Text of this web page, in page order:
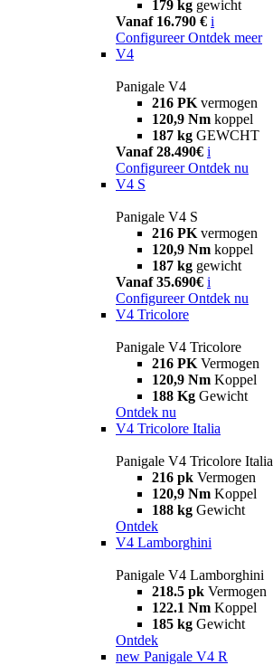
179 kg gewicht
Vanaf 16.790 € i
Configureer Ontdek meer
V4
Panigale V4
216 PK vermogen
120,9 Nm koppel
187 kg GEWCHT
Vanaf 28.490€ i
Configureer Ontdek nu
V4 S
Panigale V4 S
216 PK vermogen
120,9 Nm koppel
187 kg gewicht
Vanaf 35.690€ i
Configureer Ontdek nu
V4 Tricolore
Panigale V4 Tricolore
216 PK Vermogen
120,9 Nm Koppel
188 Kg Gewicht
Ontdek nu
V4 Tricolore Italia
Panigale V4 Tricolore Italia
216 pk Vermogen
120,9 Nm Koppel
188 kg Gewicht
Ontdek
V4 Lamborghini
Panigale V4 Lamborghini
218.5 pk Vermogen
122.1 Nm Koppel
185 kg Gewicht
Ontdek
new Panigale V4 R